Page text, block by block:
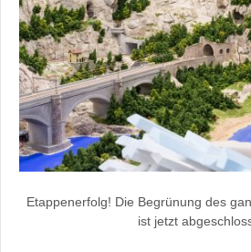
Etappenerfolg! Die Begrünung des
ist jetzt